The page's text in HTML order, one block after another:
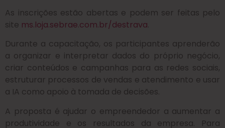
As inscrições estão abertas e podem ser feitas pelo
site ms.loja.sebrae.com.br/destrava.
Durante a capacitação, os participantes aprenderão
a organizar e interpretar dados do próprio negócio,
criar conteúdos e campanhas para as redes sociais,
estruturar processos de vendas e atendimento e usar
a IA como apoio à tomada de decisões.
A proposta é ajudar o empreendedor a aumentar a
produtividade e os resultados da empresa. Para